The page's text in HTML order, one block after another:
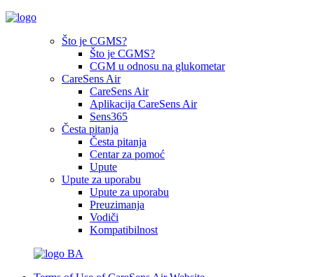
Što je CGMS?
Što je CGMS?
CGM u odnosu na glukometar
CareSens Air
CareSens Air
Aplikacija CareSens Air
Sens365
Česta pitanja
Česta pitanja
Centar za pomoć
Upute
Upute za uporabu
Upute za uporabu
Preuzimanja
Vodiči
Kompatibilnost
BA